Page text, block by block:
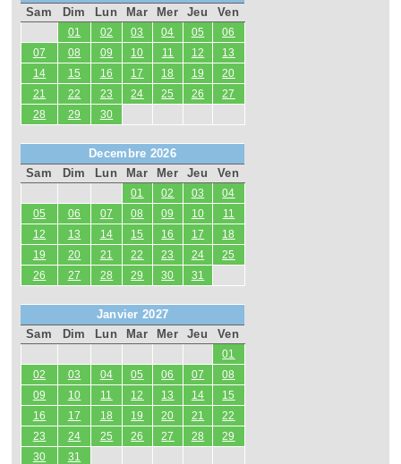
Sam
Dim Lun Mar Mer Jeu Ven
01 02 03 04 05
06
07
08 09 10 11 12
13
14
15 16 17 18 19
20
21
22 23 24 25 26
27
28
29 30
Decembre 2026
Sam
Dim Lun Mar Mer Jeu Ven
01 02 03
04
05
06 07 08 09 10
11
12
13 14 15 16 17
18
19
20 21 22 23 24
25
26
27 28 29 30 31
Janvier 2027
Sam
Dim Lun Mar Mer Jeu Ven
01
02
03 04 05 06 07
08
09
10 11 12 13 14
15
16
17 18 19 20 21
22
23
24 25 26 27 28
29
30
31